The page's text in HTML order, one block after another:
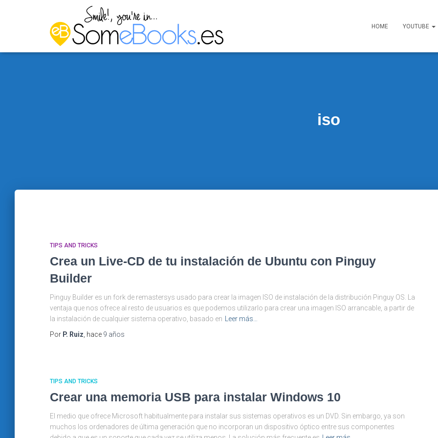
HOME YOUTUBE
iso
TIPS AND TRICKS
Crea un Live-CD de tu instalación de Ubuntu con Pinguy
Builder
Pinguy Builder es un fork de remastersys usado para crear la imagen ISO de instalación de la distribución Pinguy OS. La
ventaja que nos ofrece al resto de usuarios es que podemos utilizarlo para crear una imagen ISO arrancable, a partir de
la instalación de cualquier sistema operativo, basado en
Leer más…
Por P. Ruiz , hace 9 años
TIPS AND TRICKS
Crear una memoria USB para instalar Windows 10
El medio que ofrece Microsoft habitualmente para instalar sus sistemas operativos es un DVD. Sin embargo, ya son
muchos los ordenadores de última generación que no incorporan un dispositivo óptico entre sus componentes